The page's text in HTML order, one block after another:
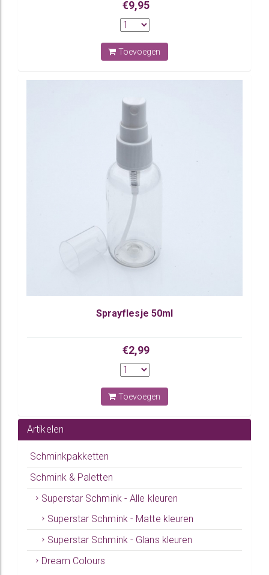
€9,95
Toevoegen
Sprayflesje 50ml
€2,99
Toevoegen
Artikelen
Schminkpakketten
Schmink & Paletten
Superstar Schmink - Alle kleuren
Superstar Schmink - Matte kleuren
Superstar Schmink - Glans kleuren
Dream Colours